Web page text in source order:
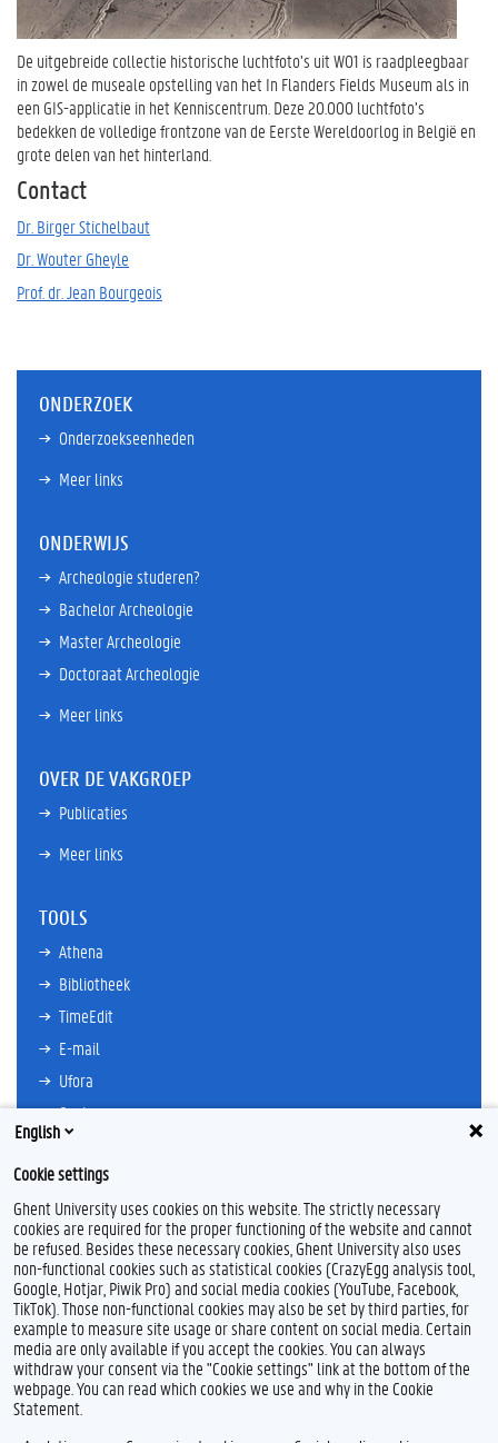
De uitgebreide collectie historische luchtfoto’s uit WO1 is raadpleegbaar
in zowel de museale opstelling van het In Flanders Fields Museum als in
een GIS-applicatie in het Kenniscentrum. Deze 20.000 luchtfoto’s
bedekken de volledige frontzone van de Eerste Wereldoorlog in België en
grote delen van het hinterland.
Contact
Dr. Birger Stichelbaut
Dr. Wouter Gheyle
Prof. dr. Jean Bourgeois
ONDERZOEK
Onderzoekseenheden
Meer links
ONDERWIJS
Archeologie studeren?
Bachelor Archeologie
Master Archeologie
Doctoraat Archeologie
Meer links
OVER DE VAKGROEP
Publicaties
Meer links
TOOLS
Athena
Bibliotheek
TimeEdit
E-mail
Ufora
Oasis
Research Explorer
F
a
c
e
b
o
o
k
T
w
i
t
t
e
r
Feedback
Privacy
Disclaimer
English
Cookie settings
Ghent University uses cookies on this website. The strictly necessary
cookies are required for the proper functioning of the website and cannot
be refused. Besides these necessary cookies, Ghent University also uses
non-functional cookies such as statistical cookies (CrazyEgg analysis tool,
Google, Hotjar, Piwik Pro) and social media cookies (YouTube, Facebook,
TikTok). Those non-functional cookies may also be set by third parties, for
example to measure site usage or share content on social media. Certain
media are only available if you accept the cookies. You can always
withdraw your consent via the "Cookie settings" link at the bottom of the
webpage. You can read which cookies we use and why in the Cookie
Statement.